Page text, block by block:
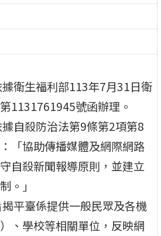
據衛生福利部113年7月31日衛
1131761945號函辦理。
自殺防治法第9條第2項第8
「協助傳播媒體及網際網路
自殺新聞報導原則，並建立
。」
平臺係提供一般民眾及各機
、學校等相關單位，反映網